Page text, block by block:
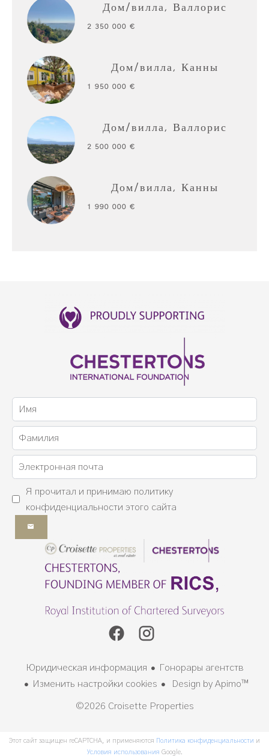
Дом/вилла, Валлорис
2 350 000 €
Дом/вилла, Канны
1 950 000 €
Дом/вилла, Валлорис
2 500 000 €
Дом/вилла, Канны
1 990 000 €
Я прочитал и принимаю политику
конфиденциальности этого сайта
Юридическая информация
Гонорары агентств
Изменить настройки cookies
Design by Apimo™
©2026 Croisette Properties
Этот сайт защищен reCAPTCHA, и применяются Политика конфиденциальности и
Условия использования Google.